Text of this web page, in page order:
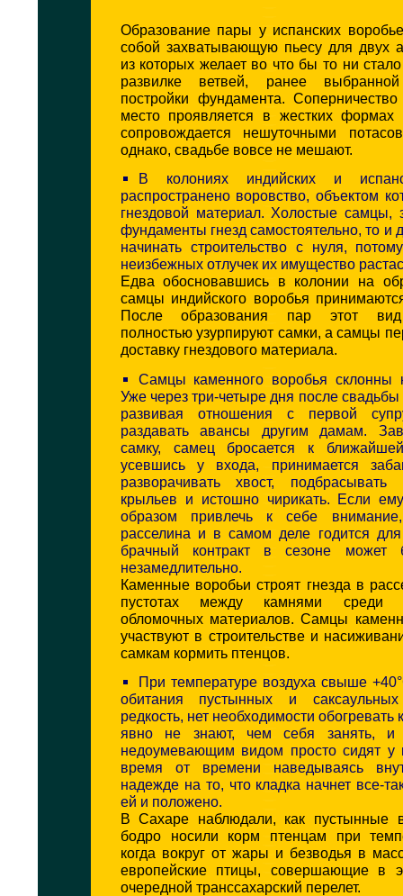
Образование пары у испанских
собой захватывающую пьесу для двух
из которых желает во что бы то ни
развилке ветвей, ранее
постройки фундамента.
место проявляется в жестких формах
сопровождается нешуточными
однако, свадьбе вовсе не мешают.
В колониях индийских и
распространено воровство, объектом
гнездовой материал. Холостые самцы,
фундаменты гнезд самостоятельно, то и
начинать строительство с нуля,
неизбежных отлучек их имущество
Едва обосновавшись в колонии на
самцы индийского воробья
После образования пар этот вид
полностью узурпируют самки, а самцы
доставку гнездового материала.
Самцы каменного воробья склонны
Уже через три-четыре дня после
развивая отношения с первой
раздавать авансы другим дамам.
самку, самец бросается к
усевшись у входа, принимается
разворачивать хвост, подбрасывать
крыльев и истошно чирикать. Если
образом привлечь к себе
расселина и в самом деле годится для
брачный контракт в сезоне может
незамедлительно.
Каменные воробьи строят гнезда в
пустотах между камнями среди
обломочных материалов. Самцы
участвуют в строительстве и
самкам кормить птенцов.
При температуре воздуха свыше
обитания пустынных и
редкость, нет необходимости обогревать
явно не знают, чем себя занять,
недоумевающим видом просто сидят у
время от времени наведываясь
надежде на то, что кладка начнет все-
ей и положено.
В Сахаре наблюдали, как пустынные
бодро носили корм птенцам при
когда вокруг от жары и безводья в
европейские птицы, совершающие в
очередной транссахарский перелет.